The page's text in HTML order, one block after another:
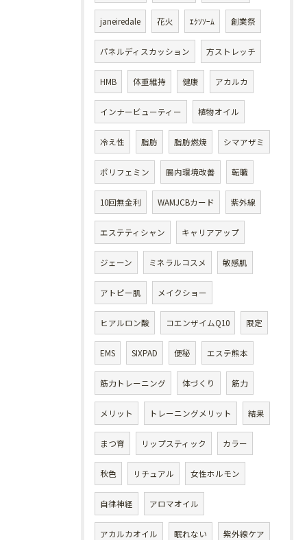
janeiredale 花火 ｴｸｿｿｰﾑ 創業祭
パネルディスカッション 方ストレッチ
HMB 体重維持 健康 アカルカ
インナービューティー 植物オイル
冷え性 脂肪 脂肪燃焼 シマアザミ
ポリフェミン 腸内環境改善 転職
10回無金利 WAMJCBカード 紫外線
エステティシャン キャリアアップ
ジェーン ミネラルコスメ 敏感肌
アトピー肌 メイクショー
ヒアルロン酸 コエンザイムQ10 限定
EMS SIXPAD 便秘 エステ熊本
筋力トレーニング 体づくり 筋力
メリット トレーニングメリット 結果
まつ育 リップスティック カラー
秋色 リチュアル 女性ホルモン
自律神経 アロマオイル
アカルカオイル 眠れない 紫外線ケア